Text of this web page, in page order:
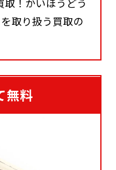
取！かいほうどう
取り扱う買取の
無料